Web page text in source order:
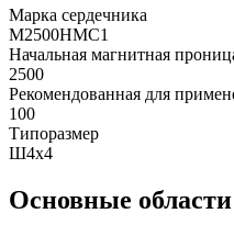
Марка сердечника
М2500НМС1
Начальная магнитная
2500
Рекомендованная для
100
Типоразмер
Ш4х4
Основные